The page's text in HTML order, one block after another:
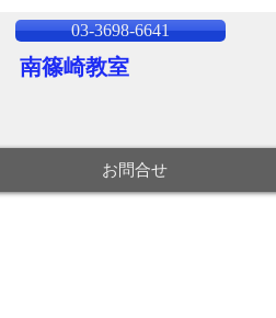
南篠崎教室
03-3698-6641
お問合せ